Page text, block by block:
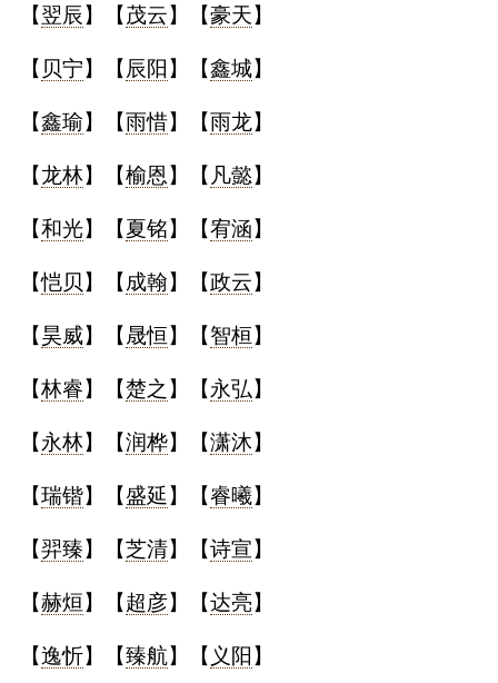
【翌辰 】【茂云】【豪天】
【 贝宁】【 辰阳 】【鑫城】
【鑫瑜】【雨惜】【雨龙】
【龙林】【榆恩 】【 凡懿】
【和光】【夏铭】【宥涵】
【恺贝 】【 成翰】【政云】
【昊威】【 晟恒】【智桓】
【林睿】【楚之 】【永弘】
【永林】【润桦】【潇沐】
【瑞锴】【盛延 】【睿曦】
【羿臻】【芝清】【诗宣】
【赫烜】【超彦】【达亮】
【逸忻】【臻航】【 义阳 】